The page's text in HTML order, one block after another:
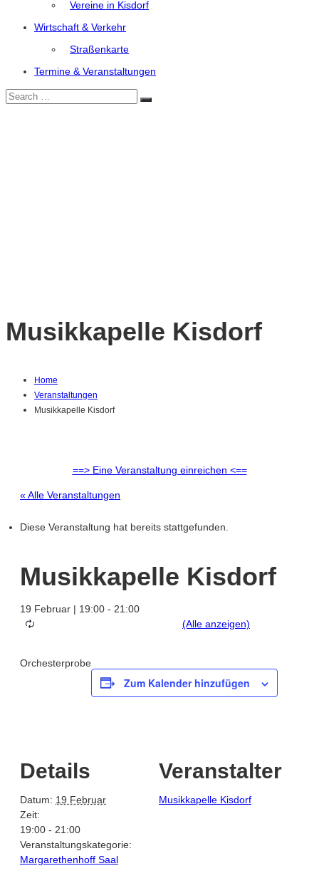
Vereine in Kisdorf
Wirtschaft & Verkehr
Straßenkarte
Termine & Veranstaltungen
Search
Search
Musikkapelle Kisdorf
Home
Veranstaltungen
Musikkapelle Kisdorf
==> Eine Veranstaltung einreichen <==
« Alle Veranstaltungen
Diese Veranstaltung hat bereits stattgefunden.
Musikkapelle Kisdorf
19 Februar | 19:00 - 21:00
Orchesterprobe
Zum Kalender hinzufügen
Details
Datum: 19 Februar
Zeit:
19:00 - 21:00
Veranstaltungskategorie:
Margarethenhoff Saal
Veranstalter
Musikkapelle Kisdorf